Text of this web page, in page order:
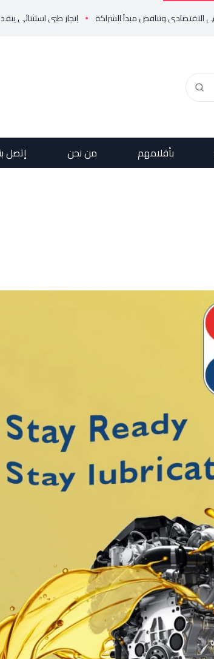
إنجاز طبي استثنائي ينقذ حياة مولود
بأقلامهم من نحن إتصل